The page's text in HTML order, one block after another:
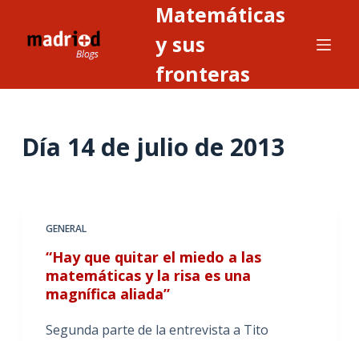
Matemáticas
y sus
fronteras
Día 14 de julio de 2013
GENERAL
“Hay que quitar el miedo a las
matemáticas y la risa es una
magnífica aliada”
Segunda parte de la entrevista a Tito